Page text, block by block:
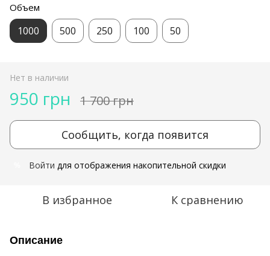
Объем
1000 500 250 100 50
Нет в наличии
950 грн 1 700 грн
Сообщить, когда появится
Войти для отображения накопительной скидки
В избранное К сравнению
Описание